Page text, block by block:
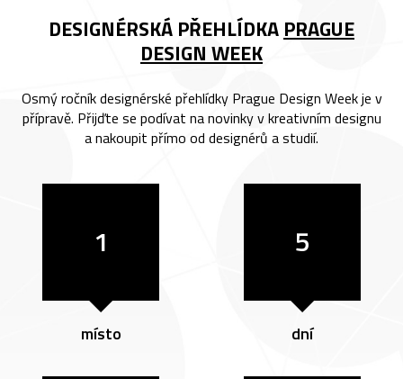
DESIGNÉRSKÁ PŘEHLÍDKA PRAGUE
DESIGN WEEK
Osmý ročník designérské přehlídky Prague Design Week je v
přípravě. Přijďte se podívat na novinky v kreativním designu
a nakoupit přímo od designérů a studií.
1
místo
5
dní